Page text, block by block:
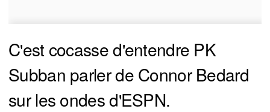
C'est cocasse d'entendre PK
Subban parler de Connor Bedard
sur les ondes d'ESPN.